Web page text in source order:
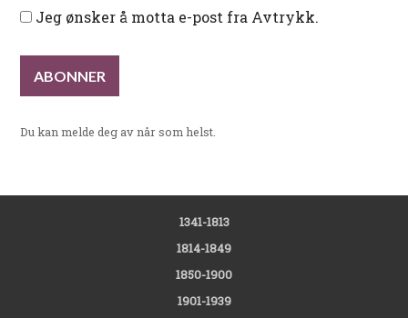
Jeg ønsker å motta e-post fra Avtrykk.
Du kan melde deg av når som helst.
1341-1813
1814-1849
1850-1900
1901-1939